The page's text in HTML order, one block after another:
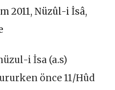
2011, Nüzûl-i İsâ,
i İsa (a.s)
önce 11/Hûd